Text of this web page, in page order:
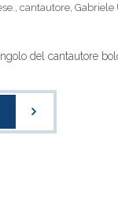
cantautore Gabriele
del cantautore